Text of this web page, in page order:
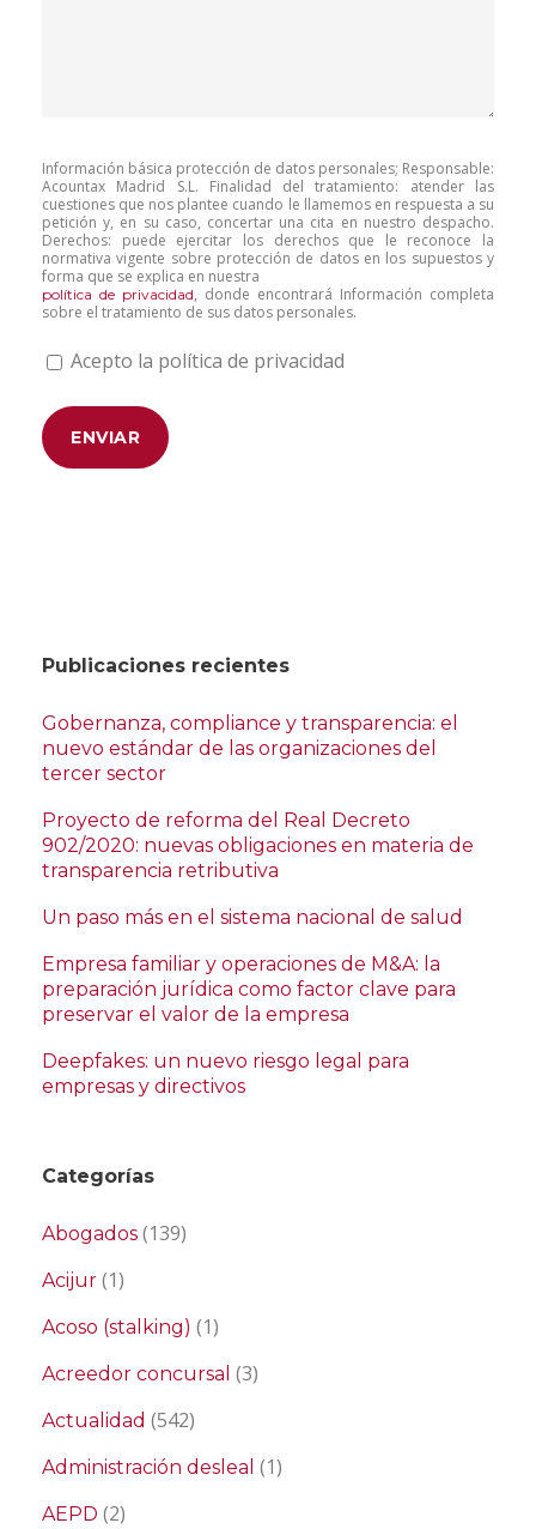
Información básica protección de datos personales; Responsable:
Acountax Madrid S.L. Finalidad del tratamiento: atender las
cuestiones que nos plantee cuando le llamemos en respuesta a su
petición y, en su caso, concertar una cita en nuestro despacho.
Derechos: puede ejercitar los derechos que le reconoce la
normativa vigente sobre protección de datos en los supuestos y
forma que se explica en nuestra
política de privacidad, donde encontrará Información completa
sobre el tratamiento de sus datos personales.
Acepto la política de privacidad
Publicaciones recientes
Gobernanza, compliance y transparencia: el
nuevo estándar de las organizaciones del
tercer sector
Proyecto de reforma del Real Decreto
902/2020: nuevas obligaciones en materia de
transparencia retributiva
Un paso más en el sistema nacional de salud
Empresa familiar y operaciones de M&A: la
preparación jurídica como factor clave para
preservar el valor de la empresa
Deepfakes: un nuevo riesgo legal para
empresas y directivos
Categorías
Abogados (139)
Acijur (1)
Acoso (stalking) (1)
Acreedor concursal (3)
Actualidad (542)
Administración desleal (1)
AEPD (2)